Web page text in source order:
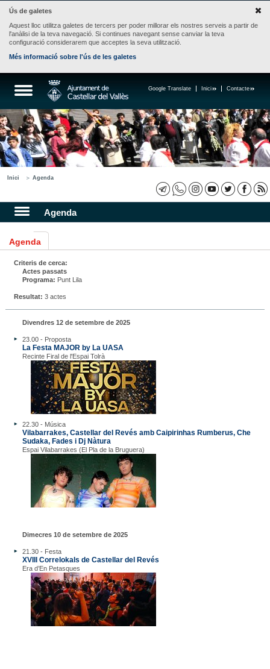
Ús de galetes
Aquest lloc utilitza galetes de tercers per poder millorar els nostres serveis a partir de
l'anàlisi de la teva navegació. Si continues navegant sense canviar la teva
configuració considerarem que acceptes la seva utilització.
Més informació sobre l'ús de les galetes
Contacte
Inici
Google Translate
Inici Agenda
Agenda
Agenda
Criteris de cerca:
Actes passats
Programa: Punt Lila
Resultat: 3 actes
Divendres 12 de setembre de 2025
23.00 - Proposta
La Festa MAJOR by La UASA
Recinte Firal de l'Espai Tolrà
22.30 - Música
Vilabarrakes, Castellar del Revés amb Caipirinhas Rumberus, Che
Sudaka, Fades i Dj Nàtura
Espai Vilabarrakes (El Pla de la Bruguera)
Dimecres 10 de setembre de 2025
21.30 - Festa
XVIII Correlokals de Castellar del Revés
Era d’En Petasques